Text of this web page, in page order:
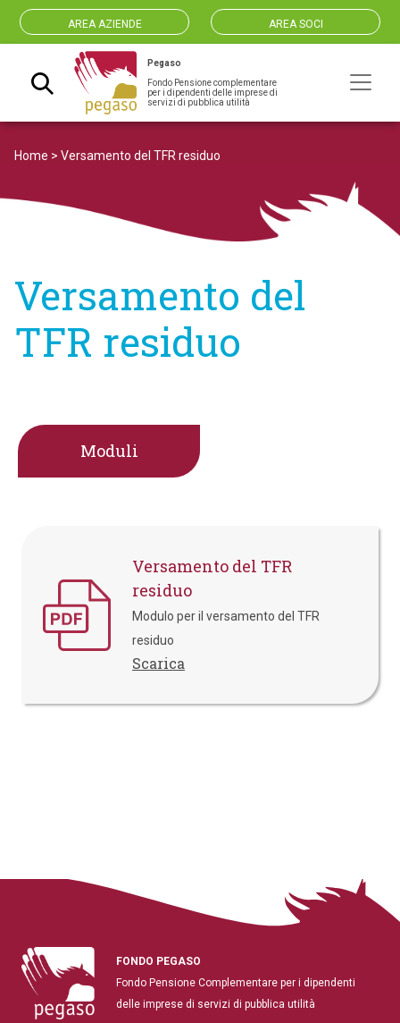
AREA AZIENDE AREA SOCI
Navigazione principale
Pegaso
Fondo Pensione complementare
per i dipendenti delle imprese di
servizi di pubblica utilità
Home > Versamento del TFR residuo
Versamento del
TFR residuo
Moduli
Versamento del TFR
residuo
Modulo per il versamento del TFR
residuo
Scarica
FONDO PEGASO
Fondo Pensione Complementare per i dipendenti
delle imprese di servizi di pubblica utilità